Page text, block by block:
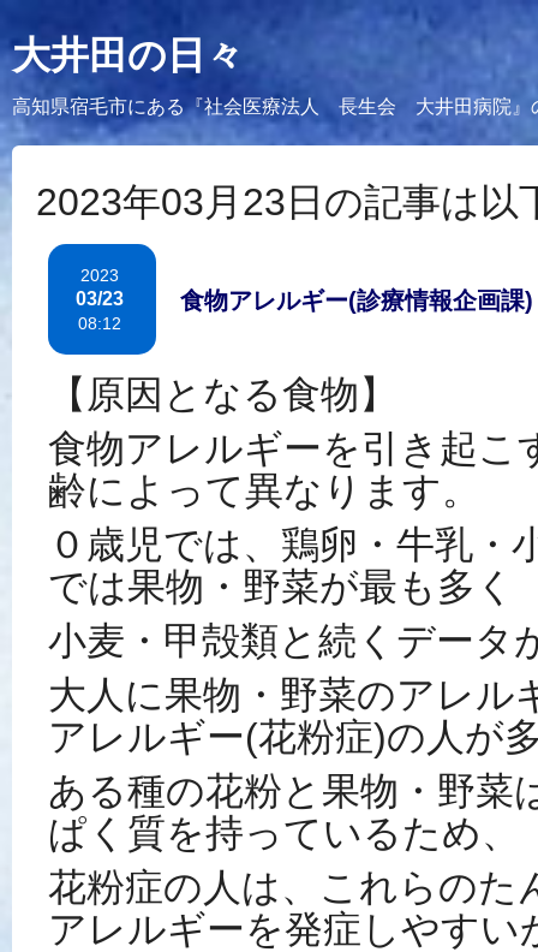
大井田の日々
高知県宿毛市にある『社会医療法人 長生会 大井田病院』
2023年03月23日の記事は以
食物アレルギー(診療情報企画課)
2023
03/23
08:12
【原因となる食物】
食物アレルギーを引き起こ
齢によって異なります。
０歳児では、鶏卵・牛乳・
では果物・野菜が最も多く
小麦・甲殻類と続くデータ
大人に果物・野菜のアレル
アレルギー(花粉症)の人が
ある種の花粉と果物・野菜
ぱく質を持っているため、
花粉症の人は、これらのた
アレルギーを発症しやすい